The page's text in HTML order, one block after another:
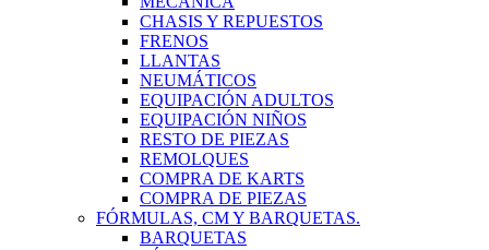
CHASIS Y REPUESTOS
FRENOS
LLANTAS
NEUMÁTICOS
EQUIPACIÓN ADULTOS
EQUIPACIÓN NIÑOS
RESTO DE PIEZAS
REMOLQUES
COMPRA DE KARTS
COMPRA DE PIEZAS
FÓRMULAS, CM Y BARQUETAS.
BARQUETAS